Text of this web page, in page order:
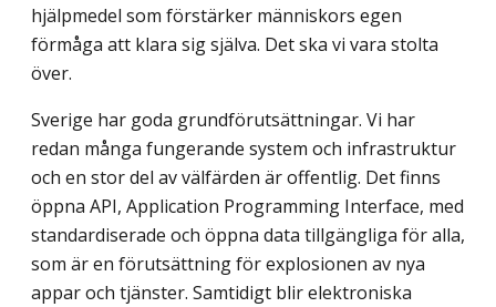
hjälpmedel som förstärker människors egen
förmåga att klara sig själva. Det ska vi vara stolta
över.
Sverige har goda grundförutsättningar. Vi har
redan många fungerande system och infrastruktur
och en stor del av välfärden är offentlig. Det finns
öppna API, Application Programming Interface, med
standardiserade och öppna data tillgängliga för alla,
som är en förutsättning för explosionen av nya
appar och tjänster. Samtidigt blir elektroniska